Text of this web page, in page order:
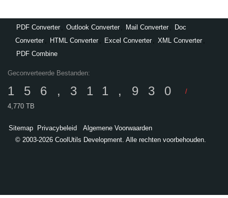
PDF Converter Outlook Converter Mail Converter
Doc
Converter
HTML Converter Excel Converter XML Converter
PDF Combine
Geconverteerde Bestanden:
156,311,930
/
4,770 TB
Sitemap Privacybeleid
Algemene Voorwaarden
© 2003-2026 CoolUtils Development. Alle rechten voorbehouden.